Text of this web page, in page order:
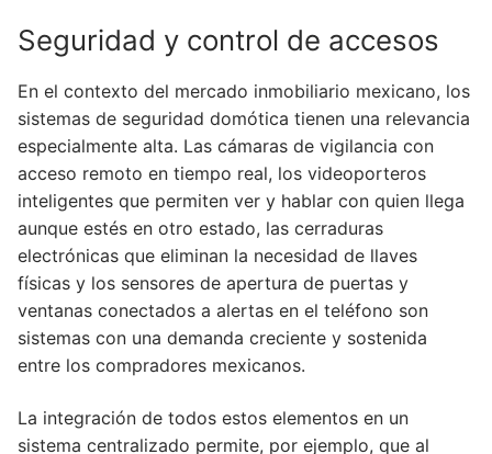
Seguridad y control de accesos
En el contexto del mercado inmobiliario mexicano, los
sistemas de seguridad domótica tienen una relevancia
especialmente alta. Las cámaras de vigilancia con
acceso remoto en tiempo real, los videoporteros
inteligentes que permiten ver y hablar con quien llega
aunque estés en otro estado, las cerraduras
electrónicas que eliminan la necesidad de llaves
físicas y los sensores de apertura de puertas y
ventanas conectados a alertas en el teléfono son
sistemas con una demanda creciente y sostenida
entre los compradores mexicanos.
La integración de todos estos elementos en un
sistema centralizado permite, por ejemplo, que al